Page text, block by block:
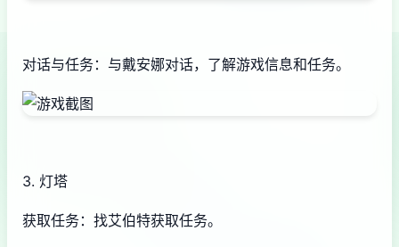
对话与任务：与戴安娜对话，了解游戏信息和任务。
3. 灯塔
获取任务：找艾伯特获取任务。